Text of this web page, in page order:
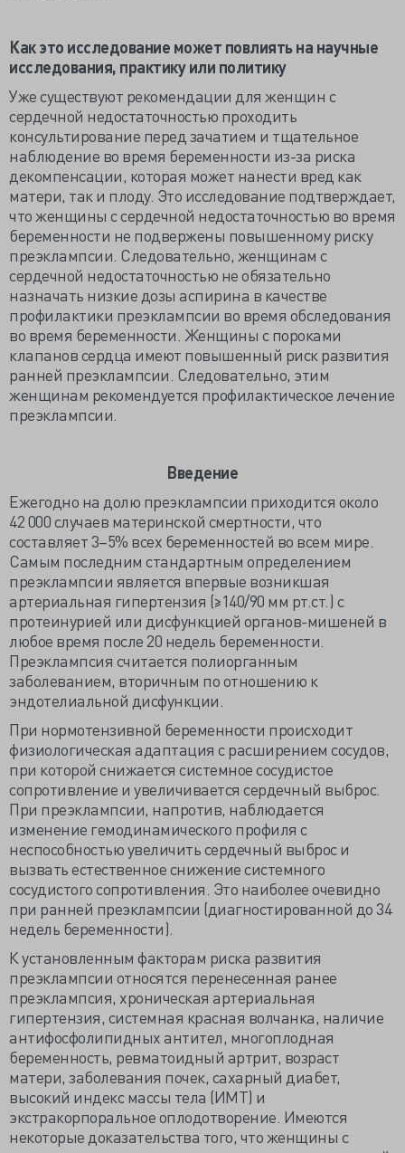
Как это исследование может повлиять на научные
исследования, практику или политику
Уже существуют рекомендации для женщин с
сердечной недостаточностью проходить
консультирование перед зачатием и тщательное
наблюдение во время беременности из-за риска
декомпенсации, которая может нанести вред как
матери, так и плоду. Это исследование подтверждает,
что женщины с сердечной недостаточностью во время
беременности не подвержены повышенному риску
преэклампсии. Следовательно, женщинам с
сердечной недостаточностью не обязательно
назначать низкие дозы аспирина в качестве
профилактики преэклампсии во время обследования
во время беременности. Женщины с пороками
клапанов сердца имеют повышенный риск развития
ранней преэклампсии. Следовательно, этим
женщинам рекомендуется профилактическое лечение
преэклампсии.
Введение
Ежегодно на долю преэклампсии приходится около
42 000 случаев материнской смертности, что
составляет 3–5% всех беременностей во всем мире.
Самым последним стандартным определением
преэклампсии является впервые возникшая
артериальная гипертензия (≥140/90 мм рт.ст.) с
протеинурией или дисфункцией органов-мишеней в
любое время после 20 недель беременности.
Преэклампсия считается полиорганным
заболеванием, вторичным по отношению к
эндотелиальной дисфункции.
При нормотензивной беременности происходит
физиологическая адаптация с расширением сосудов,
при которой снижается системное сосудистое
сопротивление и увеличивается сердечный выброс.
При преэклампсии, напротив, наблюдается
изменение гемодинамического профиля с
неспособностью увеличить сердечный выброс и
вызвать естественное снижение системного
сосудистого сопротивления. Это наиболее очевидно
при ранней преэклампсии (диагностированной до 34
недель беременности).
К установленным факторам риска развития
преэклампсии относятся перенесенная ранее
преэклампсия, хроническая артериальная
гипертензия, системная красная волчанка, наличие
антифосфолипидных антител, многоплодная
беременность, ревматоидный артрит, возраст
матери, заболевания почек, сахарный диабет,
высокий индекс массы тела (ИМТ) и
экстракорпоральное оплодотворение. Имеются
некоторые доказательства того, что женщины с